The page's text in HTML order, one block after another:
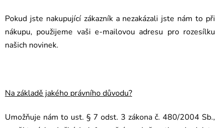
Pokud jste nakupující zákazník a nezakázali jste nám to při
nákupu, použijeme vaši e-mailovou adresu pro rozesílku
našich novinek.
Na základě jakého právního důvodu?
Umožňuje nám to ust. § 7 odst. 3 zákona č. 480/2004 Sb.,